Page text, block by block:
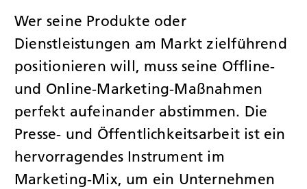
Wer seine Produkte oder
Dienstleistungen am Markt zielführend
positionieren will, muss seine Offline-
und Online-Marketing-Maßnahmen
perfekt aufeinander abstimmen. Die
Presse- und Öffentlichkeitsarbeit ist ein
hervorragendes Instrument im
Marketing-Mix, um ein Unternehmen